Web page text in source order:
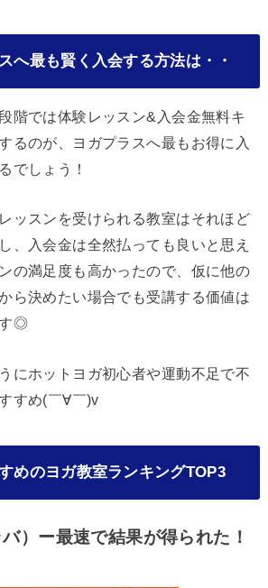
へ最も賢く入会する方法は・・
階では体験レッスン&入会金無料キ
るのが、ヨガプラスへ最もお得に入
でしょう！
ッスンを受けられる教室はそれほど
、入会金は全然払っても良いと思え
の満足度も高かったので、仮に他の
ら決めたい場合でも受講する価値は
す◎
にホットヨガ初心者や運動不足で不
すめ(￣∀￣)v
めのヨガ教室ランキングTOP3
）ー最速で結果が得られた！